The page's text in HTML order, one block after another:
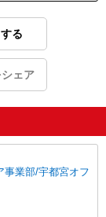
る
ェア
業部/宇都宮オフ